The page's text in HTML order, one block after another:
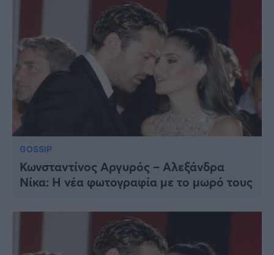
GOSSIP
Κωνσταντίνος Αργυρός – Αλεξάνδρα
Νίκα: Η νέα φωτογραφία με το μωρό τους